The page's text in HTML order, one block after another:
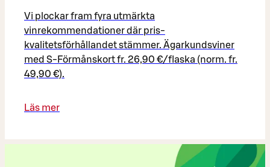
Vi plockar fram fyra utmärkta
vinrekommendationer där pris-
kvalitetsförhållandet stämmer. Ägarkundsviner
med S-Förmånskort fr. 26,90 €/flaska (norm. fr.
49,90 €).​
Läs mer